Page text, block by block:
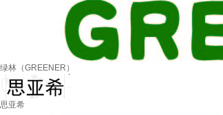
绿林（GREENER）
思亚希